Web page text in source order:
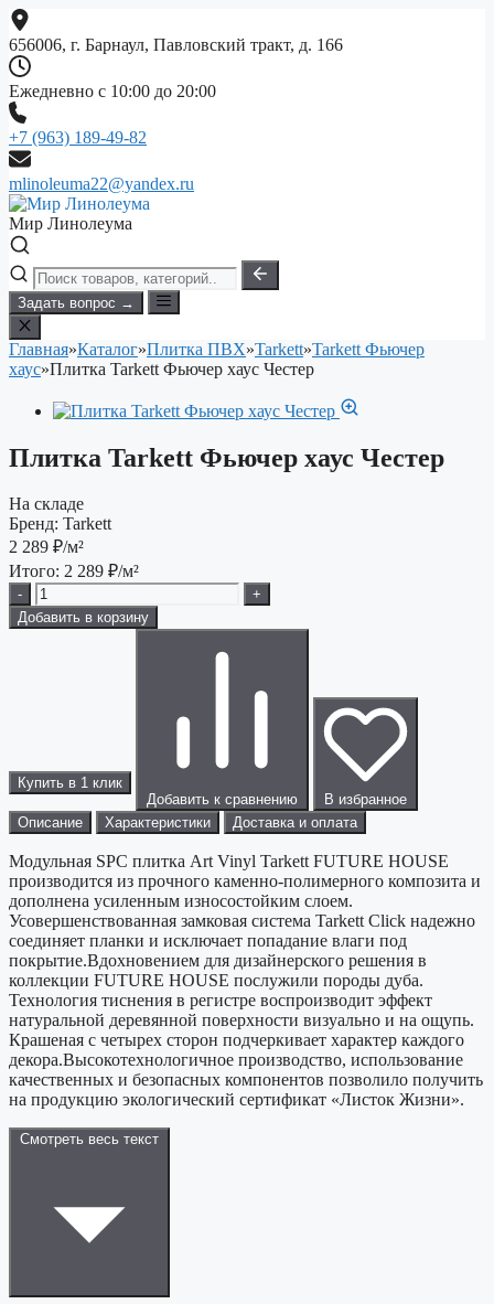
Перейти
к
содержимому
656006, г. Барнаул, Павловский тракт, д. 166
Ежедневно с 10:00 до 20:00
+7 (963) 189-49-82
mlinoleuma22@yandex.ru
Мир Линолеума
Задать вопрос →
Главная»Каталог»Плитка ПВХ»Tarkett»Tarkett Фьючер
хаус»Плитка Tarkett Фьючер хаус Честер
Плитка Tarkett Фьючер хаус Честер
На складе
Бренд: Tarkett
2 289 ₽/м²
Итого: 2 289 ₽/м²
-
+
Добавить в корзину
Купить в 1 клик
Добавить к сравнению
В избранное
Описание
Характеристики Доставка и оплата
Модульная SPC плитка Art Vinyl Tarkett FUTURE HOUSE
производится из прочного каменно-полимерного композита и
дополнена усиленным износостойким слоем.
Усовершенствованная замковая система Tarkett Click надежно
соединяет планки и исключает попадание влаги под
покрытие.Вдохновением для дизайнерского решения в
коллекции FUTURE HOUSE послужили породы дуба.
Технология тиснения в регистре воспроизводит эффект
натуральной деревянной поверхности визуально и на ощупь.
Крашеная с четырех сторон подчеркивает характер каждого
декора.Высокотехнологичное производство, использование
качественных и безопасных компонентов позволило получить
на продукцию экологический сертификат «Листок Жизни».
Смотреть весь текст